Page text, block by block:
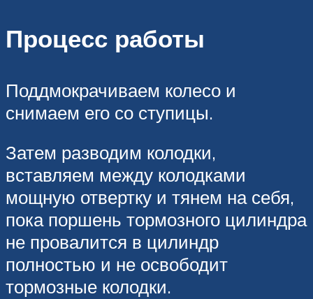
Процесс работы
Поддмокрачиваем колесо и
снимаем его со ступицы.
Затем разводим колодки,
вставляем между колодками
мощную отвертку и тянем на себя,
пока поршень тормозного цилиндра
не провалится в цилиндр
полностью и не освободит
тормозные колодки.